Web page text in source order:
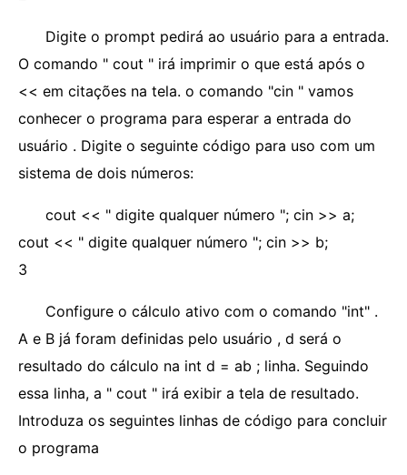
Digite o prompt pedirá ao usuário para a entrada.
O comando " cout " irá imprimir o que está após o
<< em citações na tela. o comando "cin " vamos
conhecer o programa para esperar a entrada do
usuário . Digite o seguinte código para uso com um
sistema de dois números:
cout << " digite qualquer número "; cin >> a;
cout << " digite qualquer número "; cin >> b;
3
Configure o cálculo ativo com o comando "int" .
A e B já foram definidas pelo usuário , d será o
resultado do cálculo na int d = ab ; linha. Seguindo
essa linha, a " cout " irá exibir a tela de resultado.
Introduza os seguintes linhas de código para concluir
o programa